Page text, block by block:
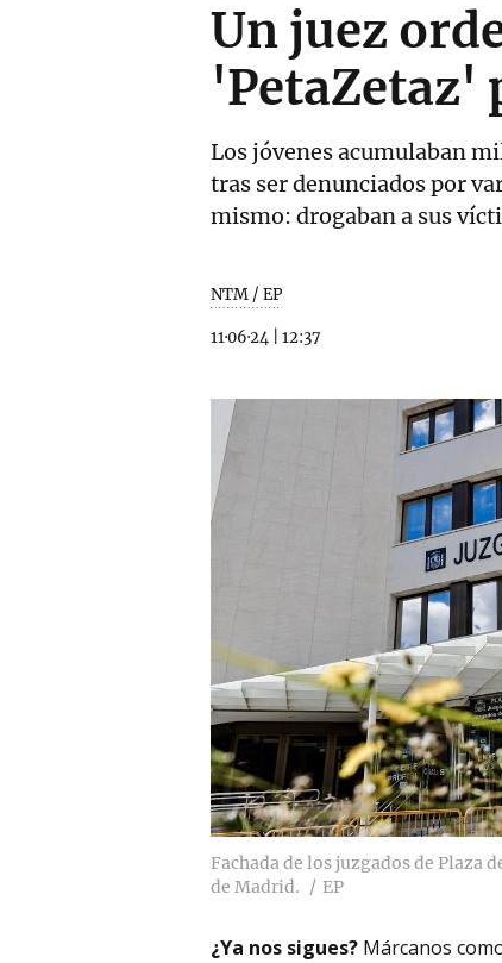
Un juez
'PetaZetaz'
Los jóvenes acumulaban
tras ser denunciados por
mismo: drogaban a sus
NTM / EP
11·06·24 12:37
Fachada de los juzgados de Plaza
de Madrid.
EP
¿Ya nos sigues? Márcanos